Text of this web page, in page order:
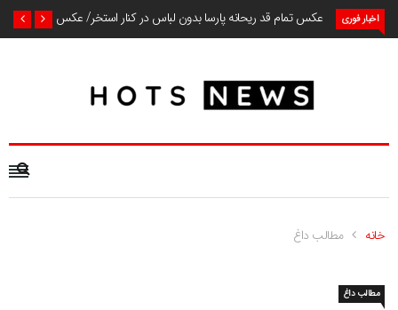
اخبار فوری عکس تمام قد ریحانه پارسا بدون لباس در کنار استخر/ عکس
خانه مطالب داغ
مطالب داغ